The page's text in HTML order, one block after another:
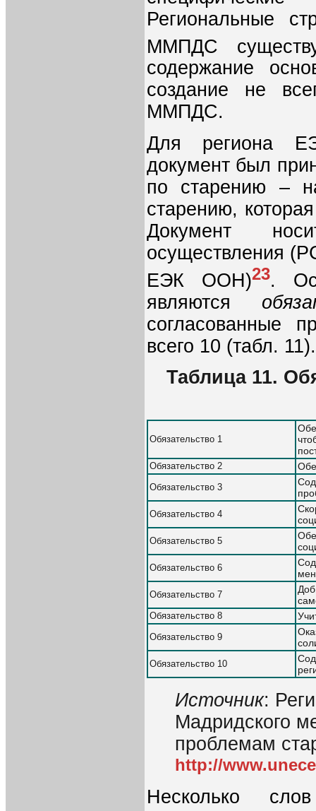
Региональные
ММПДС
содержание
создание не
ММПДС.
Для региона
документ был
по старению –
старению,
Документ
осуществления
ЕЭК ООН)23.
являются
согласованные
всего 10 (табл. 11).
Таблица 11.
Обязательство 1
Обязательство 2
Обязательство 3
Обязательство 4
Обязательство 5
Обязательство 6
Обязательство 7
Обязательство 8
Обязательство 9
Обязательство 10
Источник:
Мадридского
проблемам
http://
Несколько